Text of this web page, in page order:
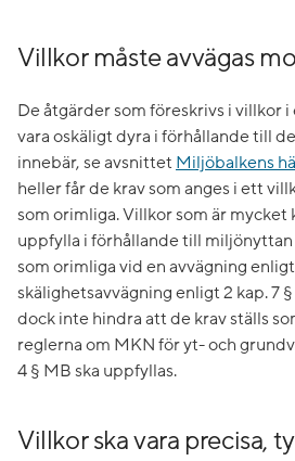
Villkor måste avvägas
De åtgärder som föreskrivs i villkor
vara oskäligt dyra i förhållande till
innebär, se avsnittet Miljöbalkens
heller får de krav som anges i ett
som orimliga. Villkor som är mycket
uppfylla i förhållande till
som orimliga vid en avvägning enligt
skälighetsavvägning enligt 2 kap. 7
dock inte hindra att de krav ställs
reglerna om MKN för yt- och
4 § MB ska uppfyllas.
Villkor ska vara precisa,